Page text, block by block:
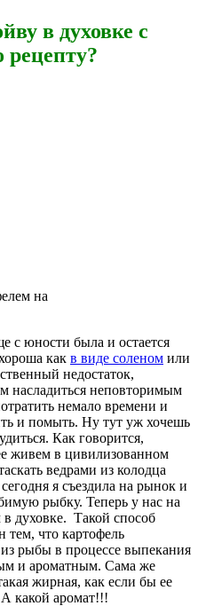
в духовке с
на
юности была и остается
как в виде соленом или
недостаток,
насладиться неповторимым
немало времени и
и помыть. Ну тут уж хочешь
Как говорится,
живем в цивилизованном
ведрами из колодца
я съездила на рынок и
рыбку. Теперь у нас на
духовке. Такой способ
тем, что картофель
рыбы в процессе выпекания
и ароматным. Сама же
жирная, как если бы ее
какой аромат!!!